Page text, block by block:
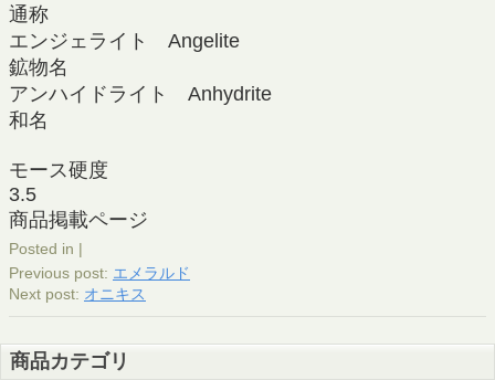
通称
エンジェライト Angelite
鉱物名
アンハイドライト Anhydrite
和名
モース硬度
3.5
商品掲載ページ
Posted in |
Previous post: エメラルド
Next post: オニキス
商品カテゴリ